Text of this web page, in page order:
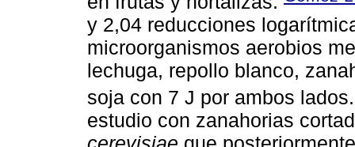
y 2,04 reducciones
microorganismos aerobios
lechuga, repollo blanco,
soja con 7 J por ambos
estudio con zanahorias